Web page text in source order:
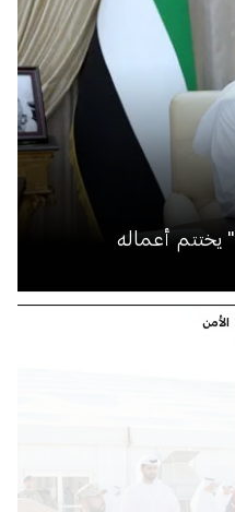
"تمرين براكة الإمارات 2023" يختتم أعماله
الأمن